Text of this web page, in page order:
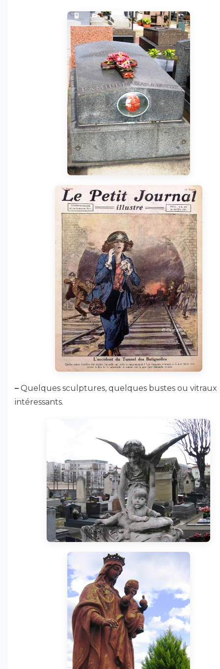
– Quelques sculptures, quelques bustes ou vitraux
intéressants.